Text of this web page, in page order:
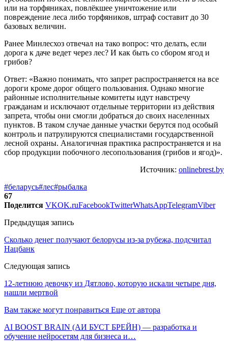
или на торфяниках, повлёкшее уничтожение или
повреждение леса либо торфяников, штраф составит до 30
базовых величин.
Ранее Минлесхоз отвечал на тако вопрос: что делать, если
дорога к даче ведет через лес? И как быть со сбором ягод и
грибов?
Ответ: «Важно понимать, что запрет распространяется на все
дороги кроме дорог общего пользования. Однако многие
районные исполнительные комитеты идут навстречу
гражданам и исключают отдельные территории из действия
запрета, чтобы они смогли добраться до своих населенных
пунктов. В таком случае данные участки берутся под особый
контроль и патрулируются специалистами государственной
лесной охраны. Аналогичная практика распространяется и на
сбор продукции побочного лесопользования (грибов и ягод)».
Источник: onlinebrest.by
#беларусь#лес#рыбалка
67
Поделится VKOK.ruFacebookTwitterWhatsAppTelegramViber
Предыдущая запись
Сколько денег получают белорусы из-за рубежа, подсчитал
Нацбанк
Следующая запись
12-летнюю девочку из Дятлово, которую искали четыре дня,
нашли мертвой
Вам также могут понравиться Еще от автора
AI BOOST BRAIN (АИ БУСТ БРЕЙН) — разработка и
обучение нейросетям для бизнеса и…